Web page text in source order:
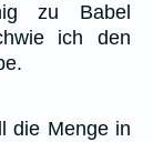
zu Babel
ich den
die Menge in